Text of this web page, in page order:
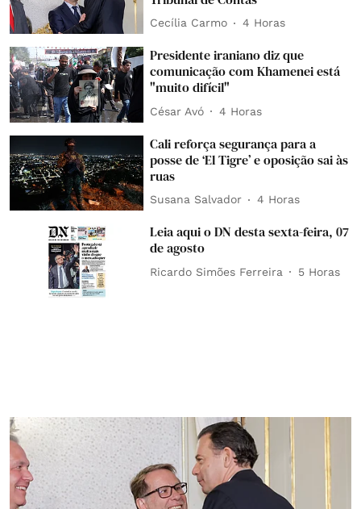
Cecília Carmo 4 Horas
Presidente iraniano diz que
comunicação com Khamenei está
"muito difícil"
César Avó 4 Horas
Cali reforça segurança para a
posse de ‘El Tigre’ e oposição sai às
ruas
Susana Salvador 4 Horas
Leia aqui o DN desta sexta-feira, 07
de agosto
Ricardo Simões Ferreira 5 Horas